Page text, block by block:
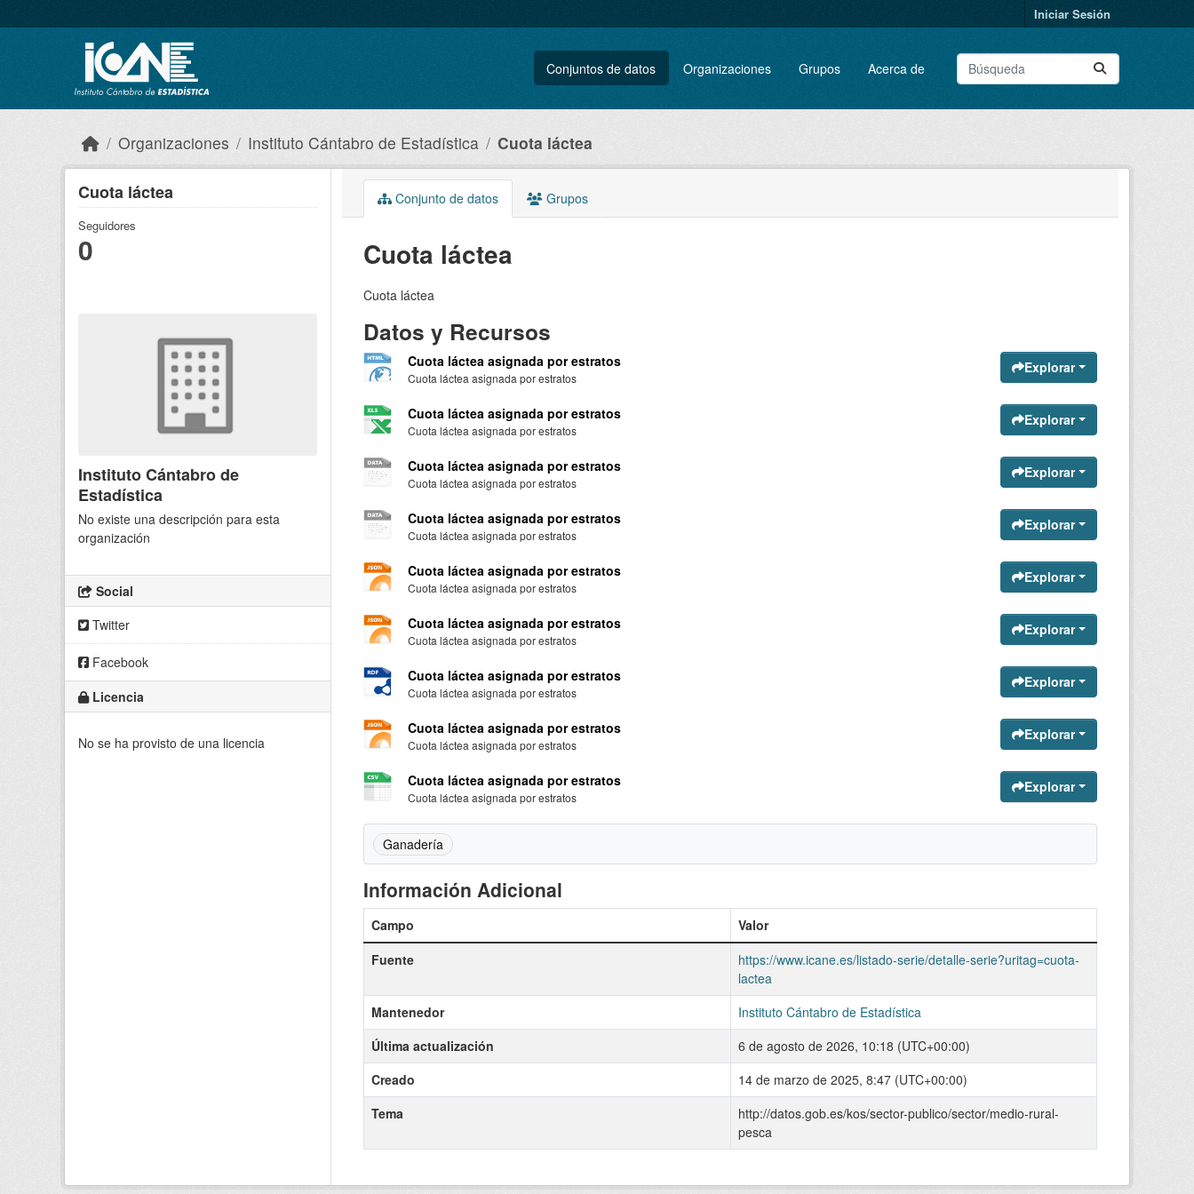
Iniciar Sesión
Conjuntos de datos Organizaciones Grupos Acerca de
Organizaciones Instituto Cántabro de Estadística Cuota láctea
Cuota láctea
Seguidores
0
Instituto Cántabro de
Estadística
No existe una descripción para esta
organización
Social
Twitter
Facebook
Licencia
No se ha provisto de una licencia
Conjunto de datos Grupos
Cuota láctea
Cuota láctea
Datos y Recursos
Cuota láctea asignada por estratos
Cuota láctea asignada por estratos
Explorar
Cuota láctea asignada por estratos
Cuota láctea asignada por estratos
Explorar
Cuota láctea asignada por estratos
Cuota láctea asignada por estratos
Explorar
Cuota láctea asignada por estratos
Cuota láctea asignada por estratos
Explorar
Cuota láctea asignada por estratos
Cuota láctea asignada por estratos
Explorar
Cuota láctea asignada por estratos
Cuota láctea asignada por estratos
Explorar
Cuota láctea asignada por estratos
Cuota láctea asignada por estratos
Explorar
Cuota láctea asignada por estratos
Cuota láctea asignada por estratos
Explorar
Cuota láctea asignada por estratos
Cuota láctea asignada por estratos
Explorar
Ganadería
Información Adicional
Campo
Valor
Fuente
https://www.icane.es/listado-serie/detalle-serie?uritag=cuota-
lactea
Mantenedor
Instituto Cántabro de Estadística
Última actualización
6 de agosto de 2026, 10:18 (UTC+00:00)
Creado
14 de marzo de 2025, 8:47 (UTC+00:00)
Tema
http://datos.gob.es/kos/sector-publico/sector/medio-rural-
pesca